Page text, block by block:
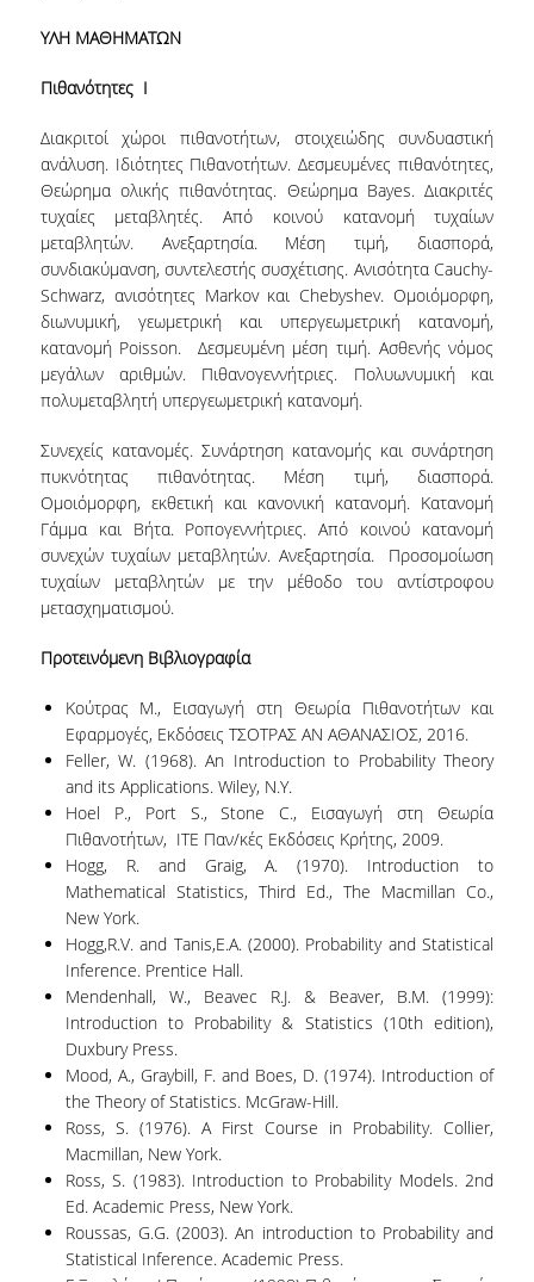
EMERITUS
POST DOC RESEARCHERS
HONORARY MEMBERS
FACULTY OFFICE HOURS
UNDERGRADUATE STUDIES
STUDIES GUIDE
STUDIES GUIDE 2025-26
FORMER STUDIES GUIDES
COURSES
PROGRAM COURSES
COURSES OFFERED BY OTHER DEPARTMENTS
MODULE COURSES
COURSES OUTLINE
OTHER ELEMENTS
BACHELOR DISSERTATION
PRACTICAL TRAINING
ERASMUS+
TEACHER EDUCATION PROGRAM
ACADEMIC ADVISORS
DEPARTMENT EQUIVALENTS FOR 2026-27
TEXTBOOKS 2025-26
DEPARTMENT'S STRATEGY
MAXIMUM DURATION OF STUDIES
INFORMATION ABOUT THE MSC IN
STATISTICS
ΥΛΗ ΜΑΘΗΜΑΤΩΝ
Πιθανότητες I
Διακριτοί χώροι πιθανοτήτων, στοιχειώδης συνδυαστική
ανάλυση. Ιδιότητες Πιθανοτήτων. Δεσμευμένες πιθανότητες,
Θεώρημα ολικής πιθανότητας. Θεώρημα Bayes. Διακριτές
τυχαίες μεταβλητές. Από κοινού κατανομή τυχαίων
μεταβλητών. Ανεξαρτησία. Μέση τιμή, διασπορά,
συνδιακύμανση, συντελεστής συσχέτισης. Ανισότητα Cauchy-
Schwarz, ανισότητες Markov και Chebyshev. Ομοιόμορφη,
διωνυμική, γεωμετρική και υπεργεωμετρική κατανομή,
κατανομή Poisson. Δεσμευμένη μέση τιμή. Ασθενής νόμος
μεγάλων αριθμών. Πιθανογεννήτριες. Πολυωνυμική και
πολυμεταβλητή υπεργεωμετρική κατανομή.
Συνεχείς κατανομές. Συνάρτηση κατανομής και συνάρτηση
πυκνότητας πιθανότητας. Μέση τιμή, διασπορά.
Ομοιόμορφη, εκθετική και κανονική κατανομή. Κατανομή
Γάμμα και Βήτα. Ροπογεννήτριες. Από κοινού κατανομή
συνεχών τυχαίων μεταβλητών. Ανεξαρτησία. Προσομοίωση
τυχαίων μεταβλητών με την μέθοδο του αντίστροφου
μετασχηματισμού.
Προτεινόμενη Βιβλιογραφία
Κούτρας Μ., Εισαγωγή στη Θεωρία Πιθανοτήτων και
Εφαρμογές, Εκδόσεις ΤΣΟΤΡΑΣ ΑΝ ΑΘΑΝΑΣΙΟΣ, 2016.
Feller, W. (1968). An Introduction to Probability Theory
and its Applications. Wiley, N.Y.
Hoel P., Port S., Stone C., Εισαγωγή στη Θεωρία
Πιθανοτήτων, ITE Παν/κές Εκδόσεις Κρήτης, 2009.
Hogg, R. and Graig, A. (1970). Introduction to
Mathematical Statistics, Third Ed., The Macmillan Co.,
New York.
Hogg,R.V. and Tanis,E.A. (2000). Probability and Statistical
Inference. Prentice Hall.
Mendenhall, W., Beavec R.J. & Beaver, B.M. (1999):
Introduction to Probability & Statistics (10th edition),
Duxbury Press.
Mood, A., Graybill, F. and Boes, D. (1974). Introduction of
the Theory of Statistics. McGraw-Hill.
Ross, S. (1976). A First Course in Probability. Collier,
Macmillan, New York.
Ross, S. (1983). Introduction to Probability Models. 2nd
Ed. Academic Press, New York.
Roussas, G.G. (2003). An introduction to Probability and
Statistical Inference. Academic Press.